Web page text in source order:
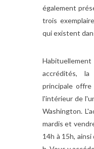
également
trois
qui existent
accrédités,
principale
l'intérieur de
Washington.
mardis et
14h à 15h,